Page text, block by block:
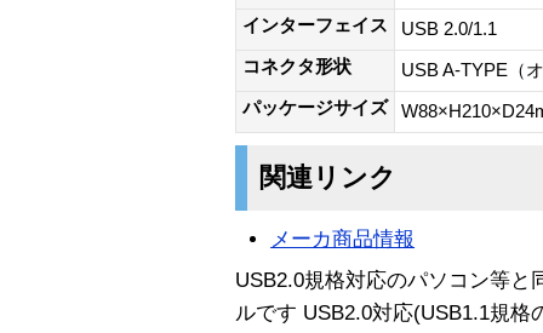
インターフェイス
USB 2.0/1.1
コネクタ形状
USB A-TYPE（
パッケージサイズ
関連リンク
メーカ商品情報
USB2.0規格対応のパソコン等
ルです USB2.0対応(USB1.1規